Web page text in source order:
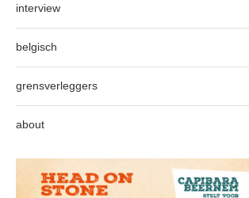
interview
belgisch
grensverleggers
about